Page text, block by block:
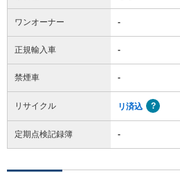
ワンオーナー -
正規輸入車 -
禁煙車 -
リサイクル リ済込
定期点検記録簿 -